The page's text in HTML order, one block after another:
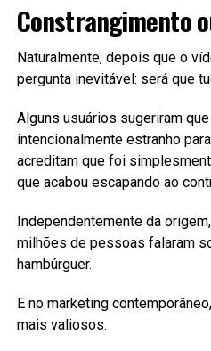
Constrangimento
Naturalmente, depois que o
pergunta inevitável: será que
Alguns usuários sugeriram
intencionalmente estranho
acreditam que foi
que acabou escapando ao
Independentemente da
milhões de pessoas falaram
hambúrguer.
E no marketing
mais valiosos.